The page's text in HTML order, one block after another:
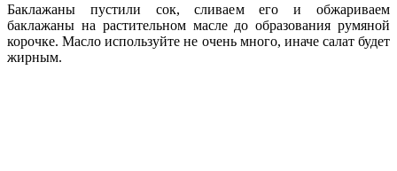
Баклажаны пустили сок, сливаем его и обжариваем
баклажаны на растительном масле до образования румяной
корочке. Масло используйте не очень много, иначе салат будет
жирным.